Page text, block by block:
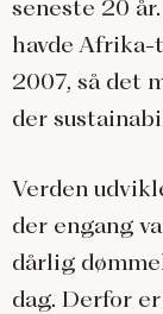
seneste 20
havde
2007, så det
der
Verden
der engang
dårlig
dag. Derfor